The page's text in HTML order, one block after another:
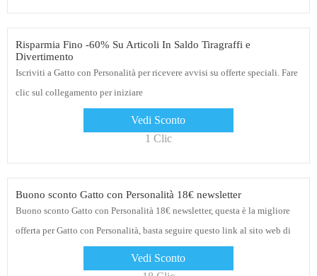
Risparmia Fino -60% Su Articoli In Saldo Tiragraffi e
Divertimento
Iscriviti a Gatto con Personalità per ricevere avvisi su offerte speciali. Fare
clic sul collegamento per iniziare
Vedi Sconto
1 Clic
Buono sconto Gatto con Personalità 18€ newsletter
Buono sconto Gatto con Personalità 18€ newsletter, questa è la migliore
offerta per Gatto con Personalità, basta seguire questo link al sito web di
iscriviti alla newsletter per ricevere avvisi su offerte e coupon
Vedi Sconto